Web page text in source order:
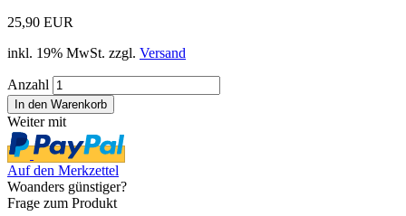
25,90 EUR
inkl. 19% MwSt. zzgl. Versand
Anzahl
Weiter mit
Auf den Merkzettel
Woanders günstiger?
Frage zum Produkt